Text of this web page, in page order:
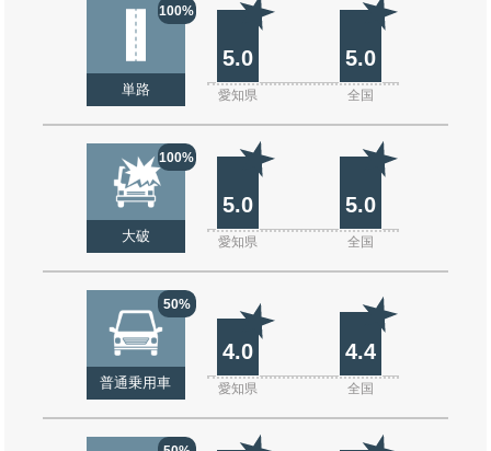
100%
単路
5.0 5.0
愛知県 全国
100%
大破
5.0 5.0
愛知県 全国
50%
普通乗用車
4.0 4.4
愛知県 全国